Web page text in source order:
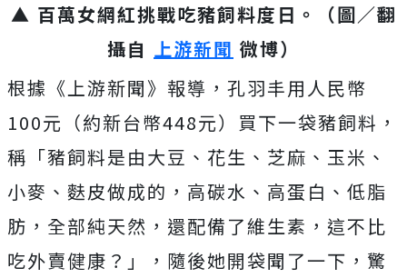
▲ 百萬女網紅挑戰吃豬飼料度日。（圖／翻
攝自 上游新聞 微博）
根據《上游新聞》報導，孔羽丰用人民幣
100元（約新台幣448元）買下一袋豬飼料，
稱「豬飼料是由大豆、花生、芝麻、玉米、
小麥、麩皮做成的，高碳水、高蛋白、低脂
肪，全部純天然，還配備了維生素，這不比
吃外賣健康？」，隨後她開袋聞了一下，驚